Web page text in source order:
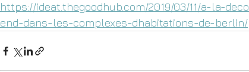
https://ideat.thegoodhub.com/2019/03/11/a-la-
end-dans-les-complexes-dhabitations-de-berlin/